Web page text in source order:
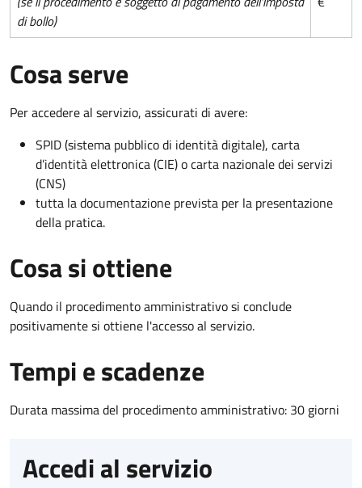
di bollo)
Cosa serve
Per accedere al servizio, assicurati di avere:
SPID (sistema pubblico di identità digitale), carta
d’identità elettronica (CIE) o carta nazionale dei servizi
(CNS)
tutta la documentazione prevista per la presentazione
della pratica.
Cosa si ottiene
Quando il procedimento amministrativo si conclude
positivamente si ottiene l'accesso al servizio.
Tempi e scadenze
Durata massima del procedimento amministrativo: 30 giorni
Accedi al servizio